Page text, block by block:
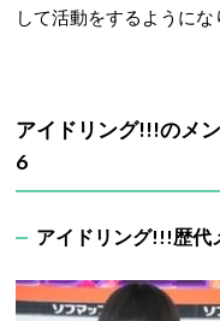
して活動をするようにな
アイドリング!!!のメ
6
アイドリング!!!歴代